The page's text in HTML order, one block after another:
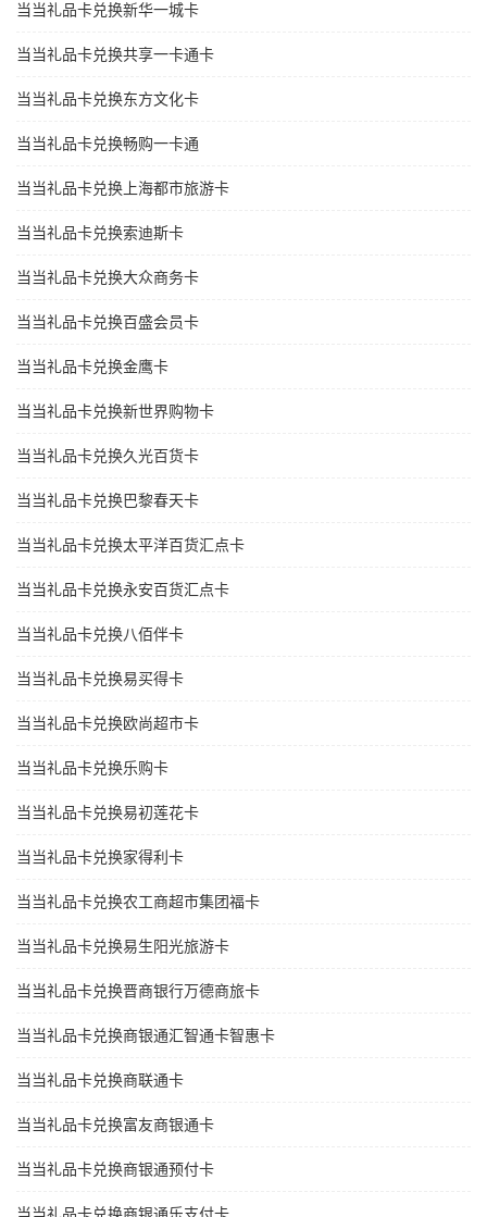
当当礼品卡兑换新华一城卡
当当礼品卡兑换共享一卡通卡
当当礼品卡兑换东方文化卡
当当礼品卡兑换畅购一卡通
当当礼品卡兑换上海都市旅游卡
当当礼品卡兑换索迪斯卡
当当礼品卡兑换大众商务卡
当当礼品卡兑换百盛会员卡
当当礼品卡兑换金鹰卡
当当礼品卡兑换新世界购物卡
当当礼品卡兑换久光百货卡
当当礼品卡兑换巴黎春天卡
当当礼品卡兑换太平洋百货汇点卡
当当礼品卡兑换永安百货汇点卡
当当礼品卡兑换八佰伴卡
当当礼品卡兑换易买得卡
当当礼品卡兑换欧尚超市卡
当当礼品卡兑换乐购卡
当当礼品卡兑换易初莲花卡
当当礼品卡兑换家得利卡
当当礼品卡兑换农工商超市集团福卡
当当礼品卡兑换易生阳光旅游卡
当当礼品卡兑换晋商银行万德商旅卡
当当礼品卡兑换商银通汇智通卡智惠卡
当当礼品卡兑换商联通卡
当当礼品卡兑换富友商银通卡
当当礼品卡兑换商银通预付卡